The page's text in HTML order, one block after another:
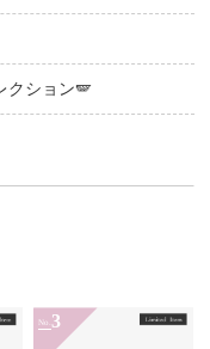
クション🪽
No. 3